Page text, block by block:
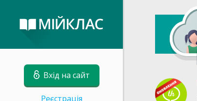
Вхід на сайт
Реєстрація